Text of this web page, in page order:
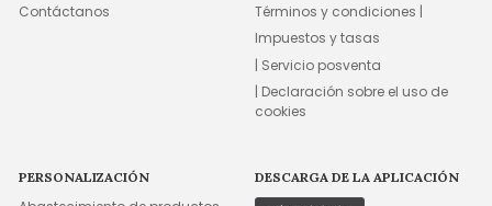
Contáctanos
Términos y condiciones |
Impuestos y tasas
| Servicio posventa
| Declaración sobre el uso de
cookies
PERSONALIZACIÓN DESCARGA DE LA APLICACIÓN